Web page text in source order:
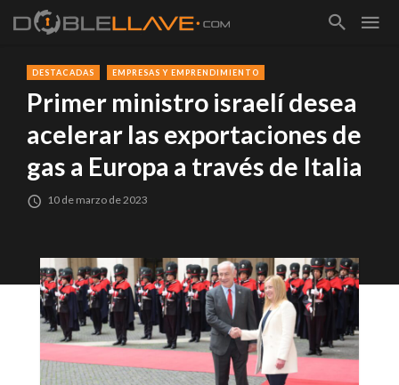
DESTACADAS EMPRESAS Y EMPRENDIMIENTO
Primer ministro israelí desea
acelerar las exportaciones de
gas a Europa a través de Italia
10 de marzo de 2023